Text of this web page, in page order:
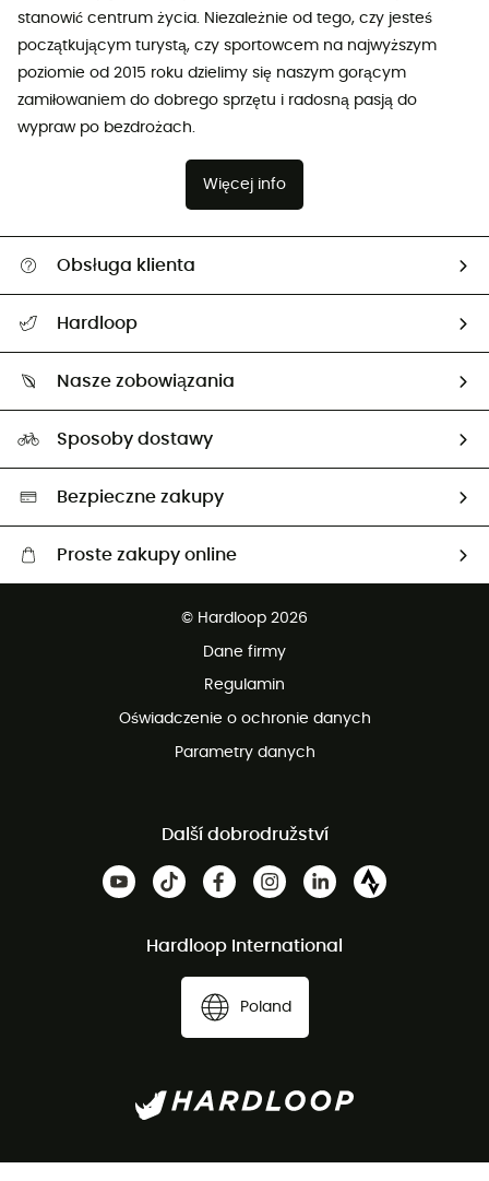
stanowić centrum życia. Niezależnie od tego, czy jesteś
początkującym turystą, czy sportowcem na najwyższym
poziomie od 2015 roku dzielimy się naszym gorącym
zamiłowaniem do dobrego sprzętu i radosną pasją do
wypraw po bezdrożach.
Więcej info
Obsługa klienta
Zwrot artykułów i zwrot środków
Hardloop
Ambasadorzy
Nasze zobowiązania
Wybrane produkty eko
Sposoby dostawy
Bezpieczne zakupy
Proste zakupy online
© Hardloop 2026
Dane firmy
Regulamin
Oświadczenie o ochronie danych
Parametry danych
Další dobrodružství
Hardloop International
Poland